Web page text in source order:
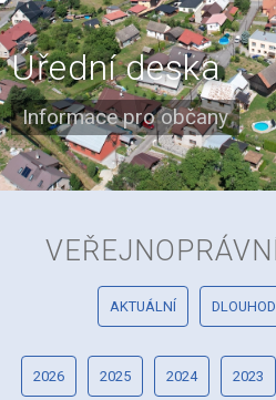
Úřední deska
Informace pro občany
AKTUÁLNÍ
2026 2025 2024 2023